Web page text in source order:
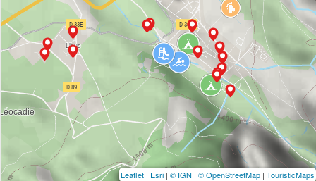
Leaflet | Esri | © IGN | © OpenStreetMap | TouristicMaps